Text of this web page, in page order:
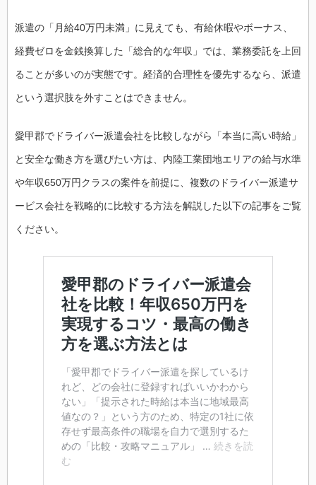
派遣の「月給40万円未満」に見えても、有給休暇やボーナス、
経費ゼロを金銭換算した「総合的な年収」では、業務委託を上回
ることが多いのが実態です。経済的合理性を優先するなら、派遣
という選択肢を外すことはできません。
愛甲郡でドライバー派遣会社を比較しながら「本当に高い時給」
と安全な働き方を選びたい方は、内陸工業団地エリアの給与水準
や年収650万円クラスの案件を前提に、複数のドライバー派遣サ
ービス会社を戦略的に比較する方法を解説した以下の記事をご覧
ください。